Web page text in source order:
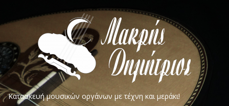
Κατασκευή μουσικών οργάνων με τέχνη και μεράκι!